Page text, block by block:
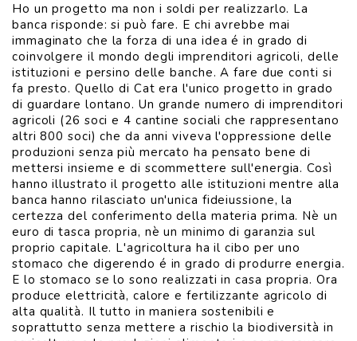
Ho un progetto ma non i soldi per realizzarlo. La
banca risponde: si può fare. E chi avrebbe mai
immaginato che la forza di una idea é in grado di
coinvolgere il mondo degli imprenditori agricoli, delle
istituzioni e persino delle banche. A fare due conti si
fa presto. Quello di Cat era l'unico progetto in grado
di guardare lontano. Un grande numero di imprenditori
agricoli (26 soci e 4 cantine sociali che rappresentano
altri 800 soci) che da anni viveva l'oppressione delle
produzioni senza più mercato ha pensato bene di
mettersi insieme e di scommettere sull'energia. Così
hanno illustrato il progetto alle istituzioni mentre alla
banca hanno rilasciato un'unica fideiussione, la
certezza del conferimento della materia prima. Nè un
euro di tasca propria, nè un minimo di garanzia sul
proprio capitale. L'agricoltura ha il cibo per uno
stomaco che digerendo é in grado di produrre energia.
E lo stomaco se lo sono realizzati in casa propria. Ora
produce elettricità, calore e fertilizzante agricolo di
alta qualità. Il tutto in maniera sostenibili e
soprattutto senza mettere a rischio la biodiversità in